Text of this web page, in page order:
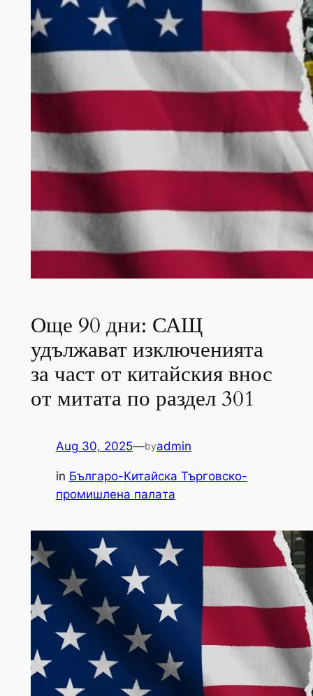
Още 90 дни: САЩ
удължават изключенията
за част от китайския внос
от митата по раздел 301
Aug 30, 2025—byadmin
in Българо-Китайска Търговско-
промишлена палaта